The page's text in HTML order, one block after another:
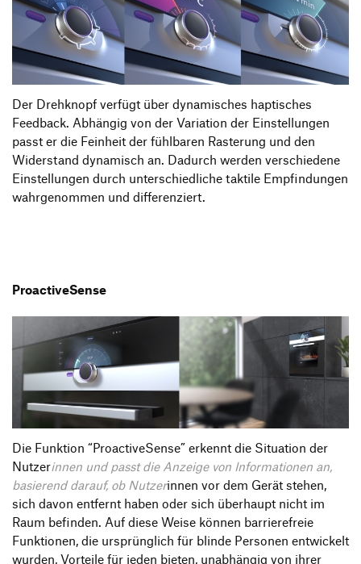
Der Drehknopf verfügt über dynamisches haptisches
Feedback. Abhängig von der Variation der Einstellungen
passt er die Feinheit der fühlbaren Rasterung und den
Widerstand dynamisch an. Dadurch werden verschiedene
Einstellungen durch unterschiedliche taktile Empfindungen
wahrgenommen und differenziert.
ProactiveSense
Die Funktion “ProactiveSense” erkennt die Situation der
Nutzerinnen und passt die Anzeige von Informationen an,
basierend darauf, ob Nutzerinnen vor dem Gerät stehen,
sich davon entfernt haben oder sich überhaupt nicht im
Raum befinden. Auf diese Weise können barrierefreie
Funktionen, die ursprünglich für blinde Personen entwickelt
wurden, Vorteile für jeden bieten, unabhängig von ihrer